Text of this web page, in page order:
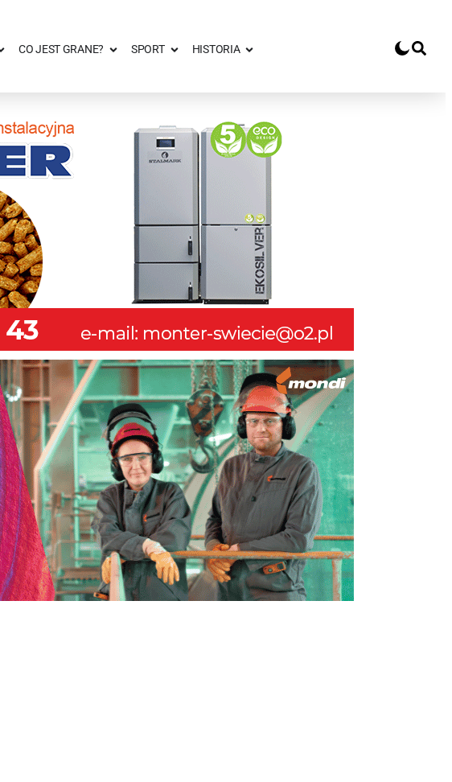
CO JEST GRANE? SPORT HISTORIA